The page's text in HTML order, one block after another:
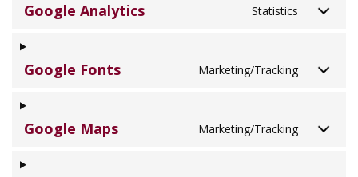
Google Analytics Statistics
Google Fonts Marketing/Tracking
Google Maps Marketing/Tracking